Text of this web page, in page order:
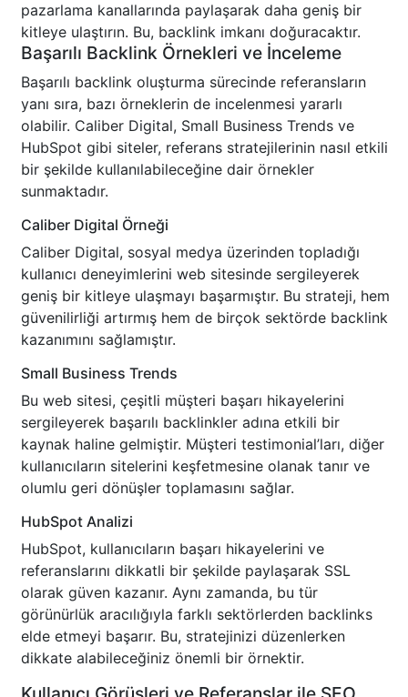
pazarlama kanallarında paylaşarak daha geniş bir
kitleye ulaştırın. Bu, backlink imkanı doğuracaktır.
Başarılı Backlink Örnekleri ve İnceleme
Başarılı backlink oluşturma sürecinde referansların
yanı sıra, bazı örneklerin de incelenmesi yararlı
olabilir. Caliber Digital, Small Business Trends ve
HubSpot gibi siteler, referans stratejilerinin nasıl etkili
bir şekilde kullanılabileceğine dair örnekler
sunmaktadır.
Caliber Digital Örneği
Caliber Digital, sosyal medya üzerinden topladığı
kullanıcı deneyimlerini web sitesinde sergileyerek
geniş bir kitleye ulaşmayı başarmıştır. Bu strateji, hem
güvenilirliği artırmış hem de birçok sektörde backlink
kazanımını sağlamıştır.
Small Business Trends
Bu web sitesi, çeşitli müşteri başarı hikayelerini
sergileyerek başarılı backlinkler adına etkili bir
kaynak haline gelmiştir. Müşteri testimonial’ları, diğer
kullanıcıların sitelerini keşfetmesine olanak tanır ve
olumlu geri dönüşler toplamasını sağlar.
HubSpot Analizi
HubSpot, kullanıcıların başarı hikayelerini ve
referanslarını dikkatli bir şekilde paylaşarak SSL
olarak güven kazanır. Aynı zamanda, bu tür
görünürlük aracılığıyla farklı sektörlerden backlinks
elde etmeyi başarır. Bu, stratejinizi düzenlerken
dikkate alabileceğiniz önemli bir örnektir.